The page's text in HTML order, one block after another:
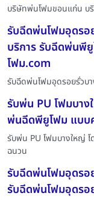
บริษัทพ่นโฟมขอนแก่น บ
รับฉีดพ่นโฟมอุดรอ
บริการ รับฉีดพ่นพี
โฟม.com
รับฉีดพ่นโฟมอุดรอยรั่วบ
รับพ่น PU โฟมบา
พ่นฉีดพียูโฟม แบบ
รับพ่น PU โฟมบางใหญ่
ฉนวน
รับฉีดพ่นโฟมอุดรอ
รับฉีดพ่นโฟมอุดร